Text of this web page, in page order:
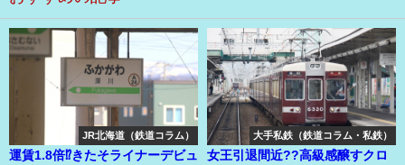
JR北海道（鉄道コラム）
運賃1.8倍⁉きたそライナーデビュ
大手私鉄（鉄道コラム・私鉄）
女王引退間近??高級感醸すクロ